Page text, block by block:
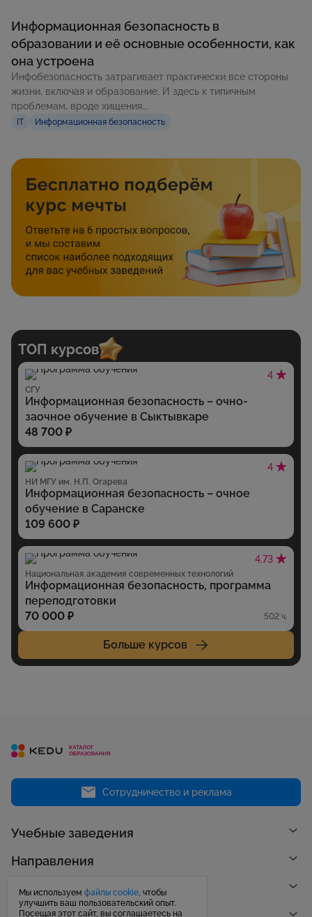
Информационная безопасность в
образовании и её основные особенности, как
она устроена
Инфобезопасность затрагивает практически все стороны
жизни, включая и образование. И здесь к типичным
проблемам, вроде хищения...
IT Информационная безопасность
ТОП курсов
4
СГУ
Информационная безопасность – очно-
заочное обучение в Сыктывкаре
48 700 ₽
4
НИ МГУ им. Н.П. Огарева
Информационная безопасность – очное
обучение в Саранске
109 600 ₽
4.73
Национальная академия современных технологий
Информационная безопасность, программа
переподготовки
70 000 ₽
502 ч.
Больше курсов
Сотрудничество и реклама
Учебные заведения
Направления
Рейтинги
Мы используем файлы cookie, чтобы
улучшить ваш пользовательский опыт.
Посещая этот сайт, вы соглашаетесь на